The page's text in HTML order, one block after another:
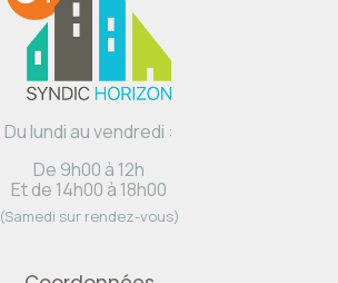
Du lundi au vendredi :
De 9h00 à 12h
Et de 14h00 à 18h00
(Samedi sur rendez-vous)